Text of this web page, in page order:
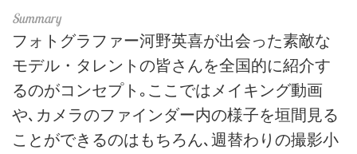
フォトグラファー河野英喜が出会った素敵な
モデル・タレントの皆さんを全国的に紹介す
るのがコンセプト｡ここではメイキング動画
や､カメラのファインダー内の様子を垣間見る
ことができるのはもちろん､週替わりの撮影小